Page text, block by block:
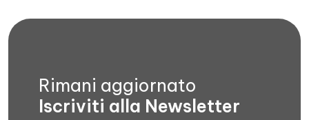
Rimani aggiornato
Iscriviti alla Newsletter